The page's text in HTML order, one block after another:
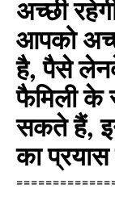
अच्छी
आपको
है, पैसे
फैमिली के
सकते हैं,
का प्रयास